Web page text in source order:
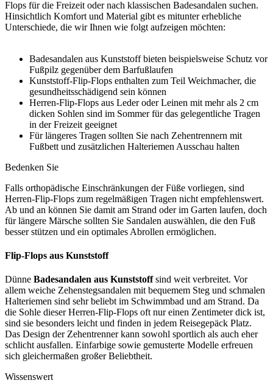
Flops für die Freizeit oder nach klassischen Badesandalen suchen.
Hinsichtlich Komfort und Material gibt es mitunter erhebliche
Unterschiede, die wir Ihnen wie folgt aufzeigen möchten:
Badesandalen aus Kunststoff bieten beispielsweise Schutz vor
Fußpilz gegenüber dem Barfußlaufen
Kunststoff-Flip-Flops enthalten zum Teil Weichmacher, die
gesundheitsschädigend sein können
Herren-Flip-Flops aus Leder oder Leinen mit mehr als 2 cm
dicken Sohlen sind im Sommer für das gelegentliche Tragen
in der Freizeit geeignet
Für längeres Tragen sollten Sie nach Zehentrennern mit
Fußbett und zusätzlichen Halteriemen Ausschau halten
Bedenken Sie
Falls orthopädische Einschränkungen der Füße vorliegen, sind
Herren-Flip-Flops zum regelmäßigen Tragen nicht empfehlenswert.
Ab und an können Sie damit am Strand oder im Garten laufen, doch
für längere Märsche sollten Sie Sandalen auswählen, die den Fuß
besser stützen und ein optimales Abrollen ermöglichen.
Flip-Flops aus Kunststoff
Dünne Badesandalen aus Kunststoffsind weit verbreitet. Vor
allem weiche Zehenstegsandalen mit bequemem Steg und schmalen
Halteriemen sind sehr beliebt im Schwimmbad und am Strand. Da
die Sohle dieser Herren-Flip-Flops oft nur einen Zentimeter dick ist,
sind sie besonders leicht und finden in jedem Reisegepäck Platz.
Das Design der Zehentrenner kann sowohl sportlich als auch eher
schlicht ausfallen. Einfarbige sowie gemusterte Modelle erfreuen
sich gleichermaßen großer Beliebtheit.
Wissenswert